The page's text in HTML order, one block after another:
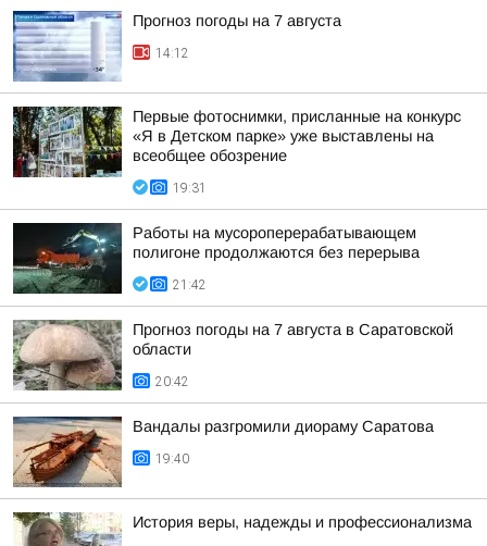
Прогноз погоды на 7 августа
14:12
Первые фотоснимки, присланные на конкурс
«Я в Детском парке» уже выставлены на
всеобщее обозрение
19:31
Работы на мусороперерабатывающем
полигоне продолжаются без перерыва
21:42
Прогноз погоды на 7 августа в Саратовской
области
20:42
Вандалы разгромили диораму Саратова
19:40
История веры, надежды и профессионализма